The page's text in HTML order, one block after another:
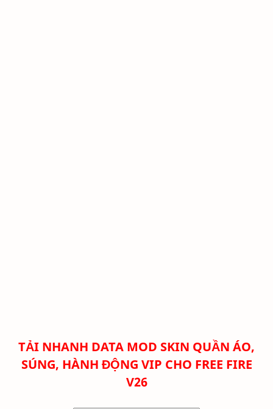
TẢI NHANH DATA MOD SKIN QUẦN ÁO,
SÚNG, HÀNH ĐỘNG VIP CHO FREE FIRE
V26